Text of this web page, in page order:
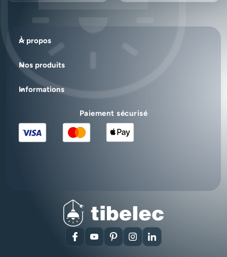
À propos
Nos produits
Informations
Paiement sécurisé
FacebookYouTubePinterestInstagramLinkedIn